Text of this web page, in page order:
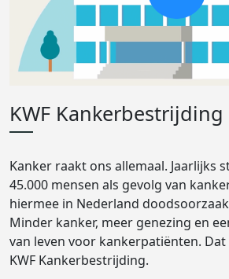
KWF Kankerbestrijding
Kanker raakt ons allemaal. Jaarlijks
45.000 mensen als gevolg van
hiermee in Nederland
Minder kanker, meer genezing en
van leven voor kankerpatiënten. Dat
KWF Kankerbestrijding.